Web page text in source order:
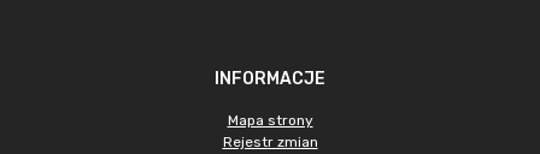
INFORMACJE
Mapa strony
Rejestr zmian